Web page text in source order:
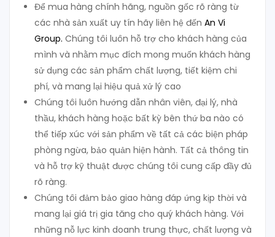
Để mua hàng chính hãng, nguồn gốc rõ ràng từ
các nhà sản xuất uy tín hãy liên hệ đến An Vi
Group. Chúng tôi luôn hỗ trợ cho khách hàng của
mình và nhằm mục đích mong muốn khách hàng
sử dụng các sản phẩm chất lượng, tiết kiệm chi
phí, và mang lại hiệu quả xử lý cao
Chúng tôi luôn hướng dẫn nhân viên, đại lý, nhà
thầu, khách hàng hoặc bất kỳ bên thứ ba nào có
thể tiếp xúc với sản phẩm về tất cả các biện pháp
phòng ngừa, bảo quản hiện hành. Tất cả thông tin
và hỗ trợ kỹ thuật được chúng tôi cung cấp đầy đủ
rõ ràng.
Chúng tôi đảm bảo giao hàng đáp ứng kịp thời và
mang lại giá trị gia tăng cho quý khách hàng. Với
những nỗ lực kinh doanh trung thực, chất lượng và